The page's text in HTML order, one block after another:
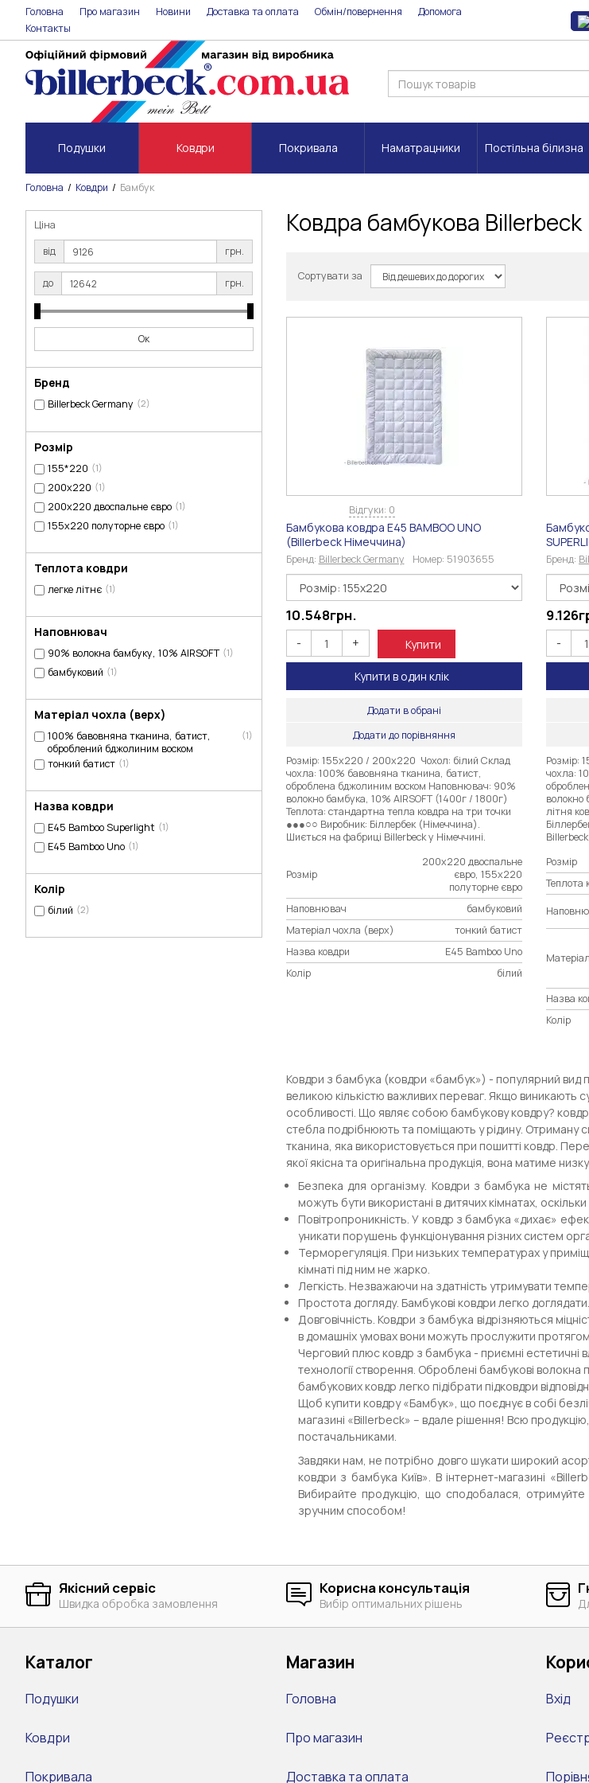
Головна Про магазин Новини Доставка та оплата Обмін/повернення
Допомога
Контакты
Подушки Ковдри Покривала Наматрацники Постільна білизна
Головна Ковдри Бамбук
Ціна
від
грн.
до грн.
Ок
Бренд
Billerbeck Germany (2)
Розмір
155*220 (1)
200х220 (1)
200х220 двоспальне євро (1)
155х220 полуторне євро (1)
Теплота ковдри
легке літнє (1)
Наповнювач
90% волокна бамбуку, 10% AIRSOFT (1)
бамбуковий (1)
Матеріал чохла (верх)
100% бавовняна тканина, батист,
оброблений бджолиним воском
(1)
тонкий батист (1)
Назва ковдри
E45 Bamboo Superlight (1)
E45 Bamboo Uno (1)
Колір
білий (2)
Ковдра бамбукова Billerbeck
Сортувати за
Відгуки: 0
Бамбукова ковдра E45 BAMBOO UNO
(Billerbeck Німеччина)
Бренд: Billerbeck Germany Номер: 51903655
10.548грн.
- + Купити
Купити в один клік
Додати в обрані
Додати до порівняння
Розмір: 155х220 / 200х220 Чохол: білий Склад
чохла: 100% бавовняна тканина, батист,
оброблена бджолиним воском Наповнювач: 90%
волокно бамбука, 10% AIRSOFT (1400г / 1800г)
Теплота: стандартна тепла ковдра на три точки
●●●○○ Виробник: Біллербек (Німеччина).
Шиється на фабриці Billerbeck у Німеччині.
Розмір
200х220 двоспальне
євро, 155х220
полуторне євро
Наповнювач
бамбуковий
Матеріал чохла (верх)
тонкий батист
Назва ковдри
E45 Bamboo Uno
Колір
білий
Бренд:
9.126
-
Розмір:
чохла:
волокно
літня
Розмір
Теплота
Назва
Колір
Ковдри з бамбука (ковдри «бамбук») - популярний вид
великою кількістю важливих переваг. Якщо виникають
особливості. Що являє собою бамбукову ковдру?
стебла подрібнюють та поміщають у рідину. Отриману
тканина, яка використовується при пошитті ковдр.
якої якісна та оригінальна продукція, вона матиме
Безпека для організму. Ковдри з бамбука не
можуть бути використані в дитячих кімнатах,
Повітропроникність. У ковдр з бамбука «дихає»
уникати порушень функціонування різних систем
Терморегуляція. При низьких температурах у
кімнаті під ним не жарко.
Легкість. Незважаючи на здатність утримувати
Простота догляду. Бамбукові ковдри легко
Довговічність. Ковдри з бамбука відрізняються
в домашніх умовах вони можуть прослужити
Черговий плюс ковдр з бамбука - приємні естетичні
технології створення. Оброблені бамбукові волокна
бамбукових ковдр легко підібрати підковдри
Щоб купити ковдру «Бамбук», що поєднує в собі
магазині «Billerbeck» – вдале рішення! Всю
постачальниками.
Завдяки нам, не потрібно довго шукати широкий
ковдри з бамбука Київ». В інтернет-магазині
Вибирайте продукцію, що сподобалася,
зручним способом!
Якісний сервіс
Швидка обробка замовлення
Корисна консультація
Вибір оптимальних рішень
Каталог
Подушки
Ковдри
Покривала
Магазин
Головна
Про магазин
Доставка та оплата
Вхід